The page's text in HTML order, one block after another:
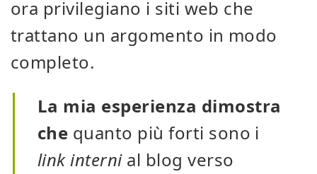
ora privilegiano i siti web che
trattano un argomento in modo
completo.
La mia esperienza dimostra
che quanto più forti sono i
link internial blog verso